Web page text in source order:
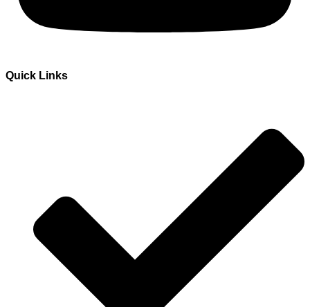
Quick Links